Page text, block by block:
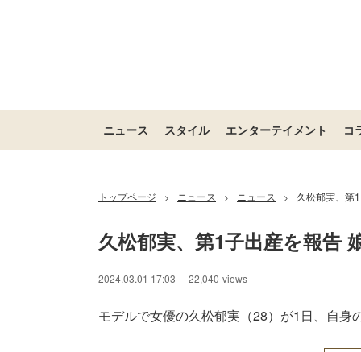
ニュース スタイル エンターテイメント コ
トップページ > ニュース > ニュース > 久松郁実、第
久松郁実、第1子出産を報告
2024.03.01 17:03 22,040 views
モデルで女優の久松郁実（28）が1日、自身